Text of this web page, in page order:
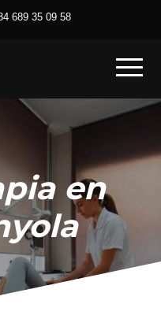
689 35 09 58
en